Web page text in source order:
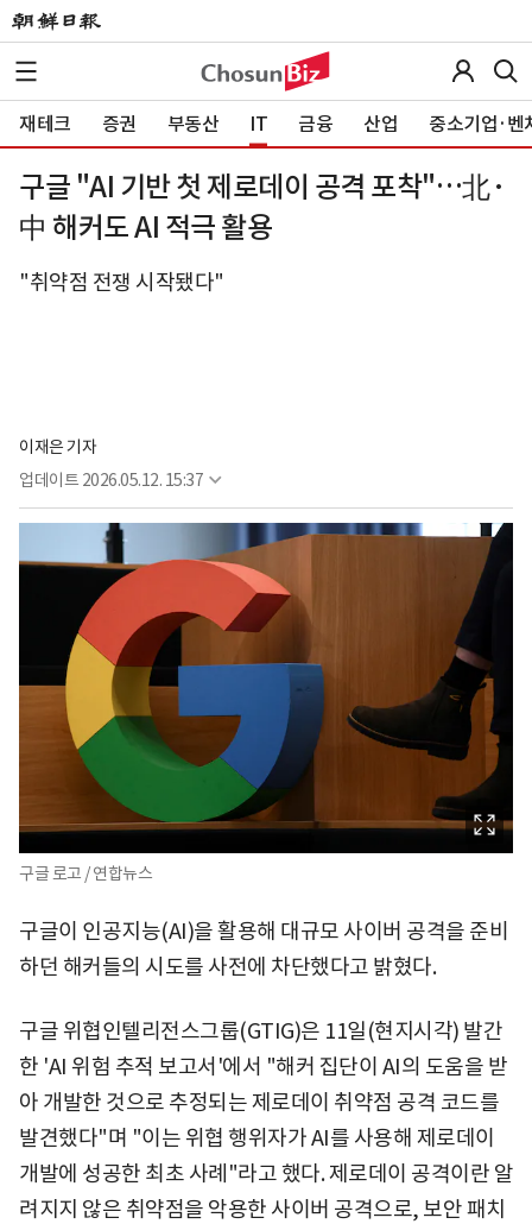
재테크 증권 부동산 IT 금융 산업 중소기업·벤
구글 "AI 기반 첫 제로데이 공격 포착"…北·
中 해커도 AI 적극 활용
"취약점 전쟁 시작됐다"
이재은 기자
업데이트 2026.05.12. 15:37
구글 로고 / 연합뉴스
구글이 인공지능(AI)을 활용해 대규모 사이버 공격을 준비
하던 해커들의 시도를 사전에 차단했다고 밝혔다.
구글 위협인텔리전스그룹(GTIG)은 11일(현지시각) 발간
한 'AI 위험 추적 보고서'에서 "해커 집단이 AI의 도움을 받
아 개발한 것으로 추정되는 제로데이 취약점 공격 코드를
발견했다"며 "이는 위협 행위자가 AI를 사용해 제로데이
개발에 성공한 최초 사례"라고 했다. 제로데이 공격이란 알
려지지 않은 취약점을 악용한 사이버 공격으로, 보안 패치